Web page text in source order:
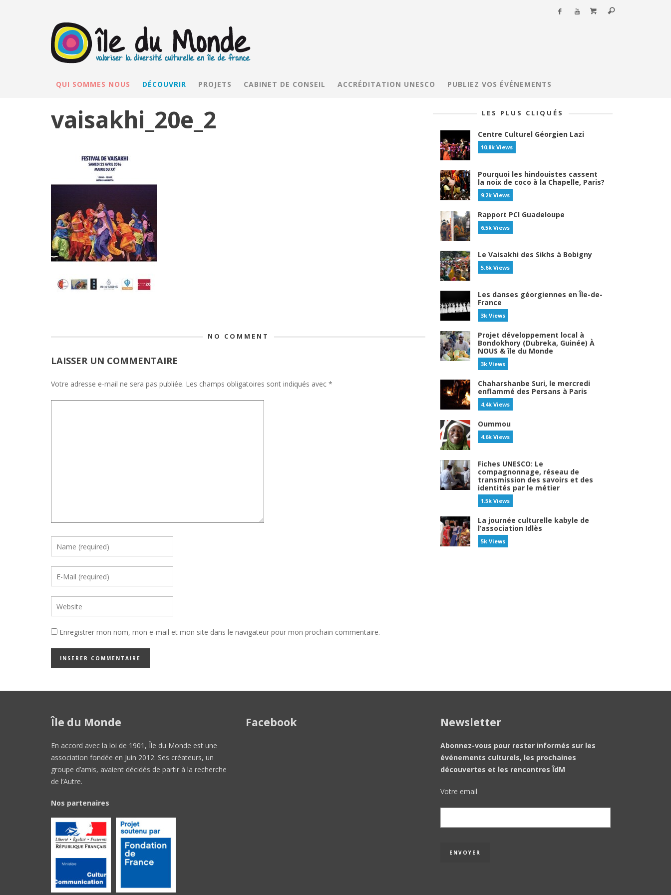
QUI SOMMES NOUS DÉCOUVRIR PROJETS CABINET DE CONSEIL ACCRÉDITATION UNESCO PUBLIEZ VOS ÉVÉNEMENTS
vaisakhi_20e_2
NO COMMENT
LAISSER UN COMMENTAIRE
Votre adresse e-mail ne sera pas publiée. Les champs obligatoires sont indiqués avec *
Enregistrer mon nom, mon e-mail et mon site dans le navigateur pour mon prochain commentaire.
LES PLUS CLIQUÉS
Centre Culturel Géorgien Lazi
10.8k Views
Pourquoi les hindouistes cassent
la noix de coco à la Chapelle, Paris?
9.2k Views
Rapport PCI Guadeloupe
6.5k Views
Le Vaisakhi des Sikhs à Bobigny
5.6k Views
Les danses géorgiennes en Île-de-
France
3k Views
Projet développement local à
Bondokhory (Dubreka, Guinée) À
NOUS & île du Monde
3k Views
Chaharshanbe Suri, le mercredi
enflammé des Persans à Paris
4.4k Views
Oummou
4.6k Views
Fiches UNESCO: Le
compagnonnage, réseau de
transmission des savoirs et des
identités par le métier
1.5k Views
La journée culturelle kabyle de
l’association Idlès
5k Views
Île du Monde
En accord avec la loi de 1901, Île du Monde est une
association fondée en Juin 2012. Ses créateurs, un
groupe d’amis, avaient décidés de partir à la recherche
de l’Autre.
Nos partenaires
Facebook Newsletter
Abonnez-vous pour rester informés sur les
événements culturels, les prochaines
découvertes et les rencontres ÎdM
Votre email